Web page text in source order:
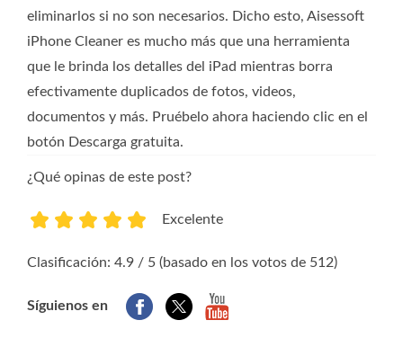
eliminarlos si no son necesarios. Dicho esto, Aisessoft
iPhone Cleaner es mucho más que una herramienta
que le brinda los detalles del iPad mientras borra
efectivamente duplicados de fotos, videos,
documentos y más. Pruébelo ahora haciendo clic en el
botón Descarga gratuita.
¿Qué opinas de este post?
Excelente
Clasificación: 4.9 / 5 (basado en los votos de 512)
Síguienos en